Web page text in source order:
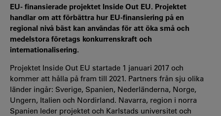
EU- finansierade projektet Inside Out EU. Projektet
handlar om att förbättra hur EU-finansiering på en
regional nivå bäst kan användas för att öka små och
medelstora företags konkurrenskraft och
internationalisering.
Projektet Inside Out EU startade 1 januari 2017 och
kommer att hålla på fram till 2021. Partners från sju olika
länder ingår: Sverige, Spanien, Nederländerna, Norge,
Ungern, Italien och Nordirland. Navarra, region i norra
Spanien leder projektet och Karlstads universitet och